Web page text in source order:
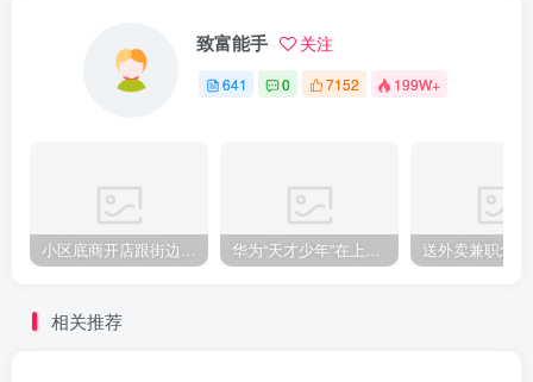
致富能手 关注
641 0 7152 199W+
小区底商开店跟街边铺子哪个好？两边的账算下来差别不小 华为“天才少年”在上海创业获百万元大奖，用AI变革高端制造业
相关推荐